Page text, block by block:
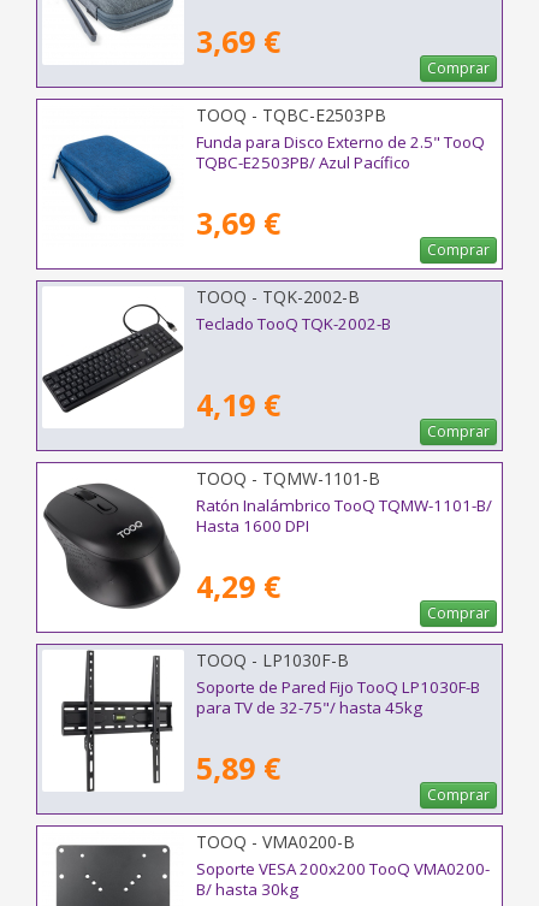
3,69 €
Comprar
TOOQ - TQBC-E2503PB
Funda para Disco Externo de 2.5" TooQ
TQBC-E2503PB/ Azul Pacífico
3,69 €
Comprar
TOOQ - TQK-2002-B
Teclado TooQ TQK-2002-B
4,19 €
Comprar
TOOQ - TQMW-1101-B
Ratón Inalámbrico TooQ TQMW-1101-B/
Hasta 1600 DPI
4,29 €
Comprar
TOOQ - LP1030F-B
Soporte de Pared Fijo TooQ LP1030F-B
para TV de 32-75"/ hasta 45kg
5,89 €
Comprar
TOOQ - VMA0200-B
Soporte VESA 200x200 TooQ VMA0200-
B/ hasta 30kg